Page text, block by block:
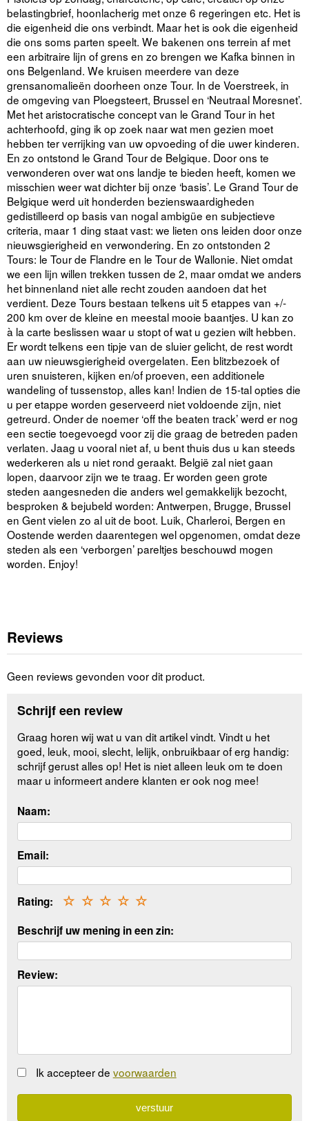
belastingbrief, hoonlacherig met onze 6 regeringen etc. Het is
die eigenheid die ons verbindt. Maar het is ook die eigenheid
die ons soms parten speelt. We bakenen ons terrein af met
een arbitraire lijn of grens en zo brengen we Kafka binnen in
ons Belgenland. We kruisen meerdere van deze
grensanomalieën doorheen onze Tour. In de Voerstreek, in
de omgeving van Ploegsteert, Brussel en ‘Neutraal Moresnet’.
Met het aristocratische concept van le Grand Tour in het
achterhoofd, ging ik op zoek naar wat men gezien moet
hebben ter verrijking van uw opvoeding of die uwer kinderen.
En zo ontstond le Grand Tour de Belgique. Door ons te
verwonderen over wat ons landje te bieden heeft, komen we
misschien weer wat dichter bij onze ‘basis’. Le Grand Tour de
Belgique werd uit honderden bezienswaardigheden
gedistilleerd op basis van nogal ambigüe en subjectieve
criteria, maar 1 ding staat vast: we lieten ons leiden door onze
nieuwsgierigheid en verwondering. En zo ontstonden 2
Tours: le Tour de Flandre en le Tour de Wallonie. Niet omdat
we een lijn willen trekken tussen de 2, maar omdat we anders
het binnenland niet alle recht zouden aandoen dat het
verdient. Deze Tours bestaan telkens uit 5 etappes van +/-
200 km over de kleine en meestal mooie baantjes. U kan zo
à la carte beslissen waar u stopt of wat u gezien wilt hebben.
Er wordt telkens een tipje van de sluier gelicht, de rest wordt
aan uw nieuwsgierigheid overgelaten. Een blitzbezoek of
uren snuisteren, kijken en/of proeven, een additionele
wandeling of tussenstop, alles kan! Indien de 15-tal opties die
u per etappe worden geserveerd niet voldoende zijn, niet
getreurd. Onder de noemer ‘off the beaten track’ werd er nog
een sectie toegevoegd voor zij die graag de betreden paden
verlaten. Jaag u vooral niet af, u bent thuis dus u kan steeds
wederkeren als u niet rond geraakt. België zal niet gaan
lopen, daarvoor zijn we te traag. Er worden geen grote
steden aangesneden die anders wel gemakkelijk bezocht,
besproken & bejubeld worden: Antwerpen, Brugge, Brussel
en Gent vielen zo al uit de boot. Luik, Charleroi, Bergen en
Oostende werden daarentegen wel opgenomen, omdat deze
steden als een ‘verborgen’ pareltjes beschouwd mogen
worden. Enjoy!
Reviews
Geen reviews gevonden voor dit product.
Schrijf een review
Graag horen wij wat u van dit artikel vindt. Vindt u het
goed, leuk, mooi, slecht, lelijk, onbruikbaar of erg handig:
schrijf gerust alles op! Het is niet alleen leuk om te doen
maar u informeert andere klanten er ook nog mee!
Naam:
Email:
Rating: ☆
☆
☆
☆
☆
Beschrijf uw mening in een zin:
Review:
Ik accepteer de voorwaarden